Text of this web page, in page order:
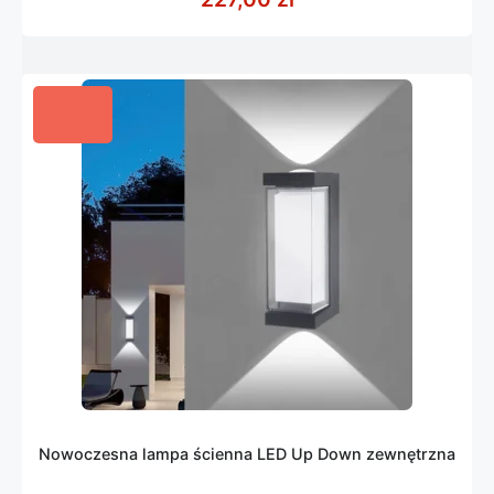
Nowoczesna lampa ścienna LED Up Down zewnętrzna